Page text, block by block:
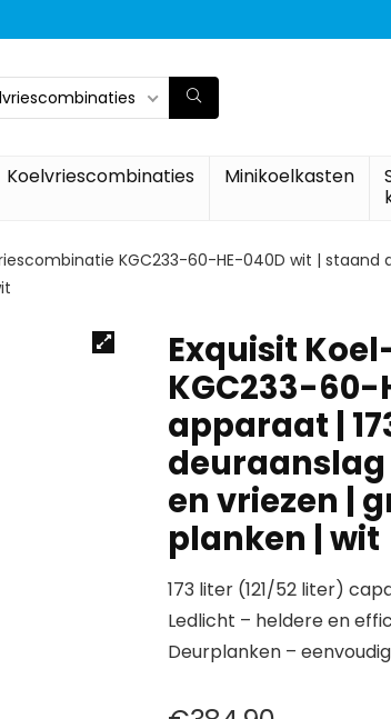
Koelvriescombinaties Minikoelkasten
KGC233-60-HE-040D wit | staand
Exquisit
KGC233-60-
apparaat |
en vriezen |
planken | wit
173 liter (121/52 liter)
Ledlicht – heldere en
Deurplanken –